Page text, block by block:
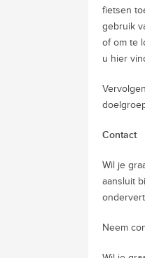
fietsen
gebruik
of om te
u hier
Contact
Wil je
aansluit
Neem